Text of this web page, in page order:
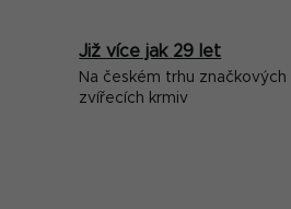
Již více jak 29 let
Na českém trhu značkových
zvířecích krmiv